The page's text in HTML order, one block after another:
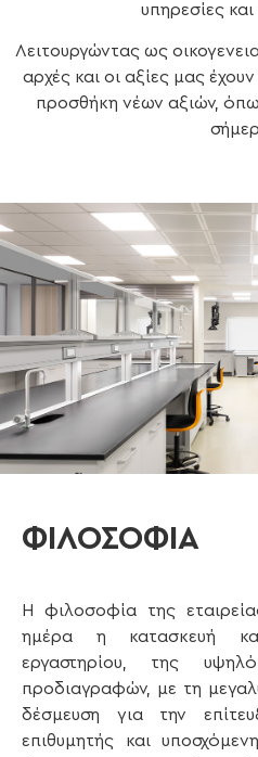
υπηρεσίες
Λειτουργώντας ως
αρχές και οι αξίες μας
προσθήκη νέων αξιών,
ΦΙΛΟΣΟΦΙΑ
H φιλοσοφία της
ημέρα η κατασκευή
εργαστηρίου, της
προδιαγραφών, με τη
δέσμευση για την
επιθυμητής και